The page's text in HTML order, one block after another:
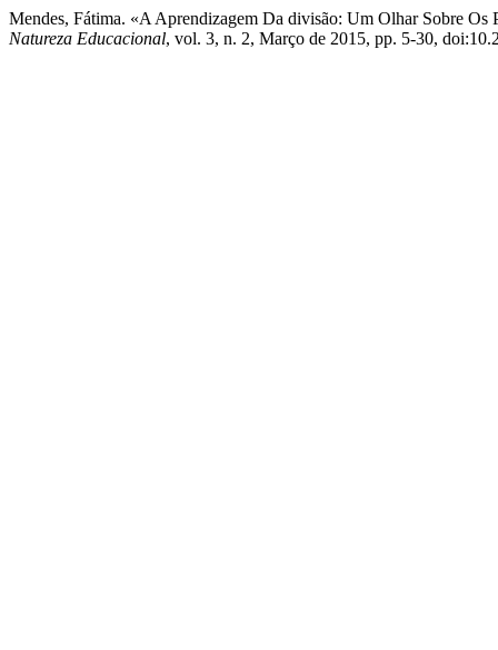
Mendes, Fátima. «A Aprendizagem Da divisão: Um Olhar Sobre
Natureza Educacional, vol. 3, n. 2, Março de 2015, pp. 5-30,